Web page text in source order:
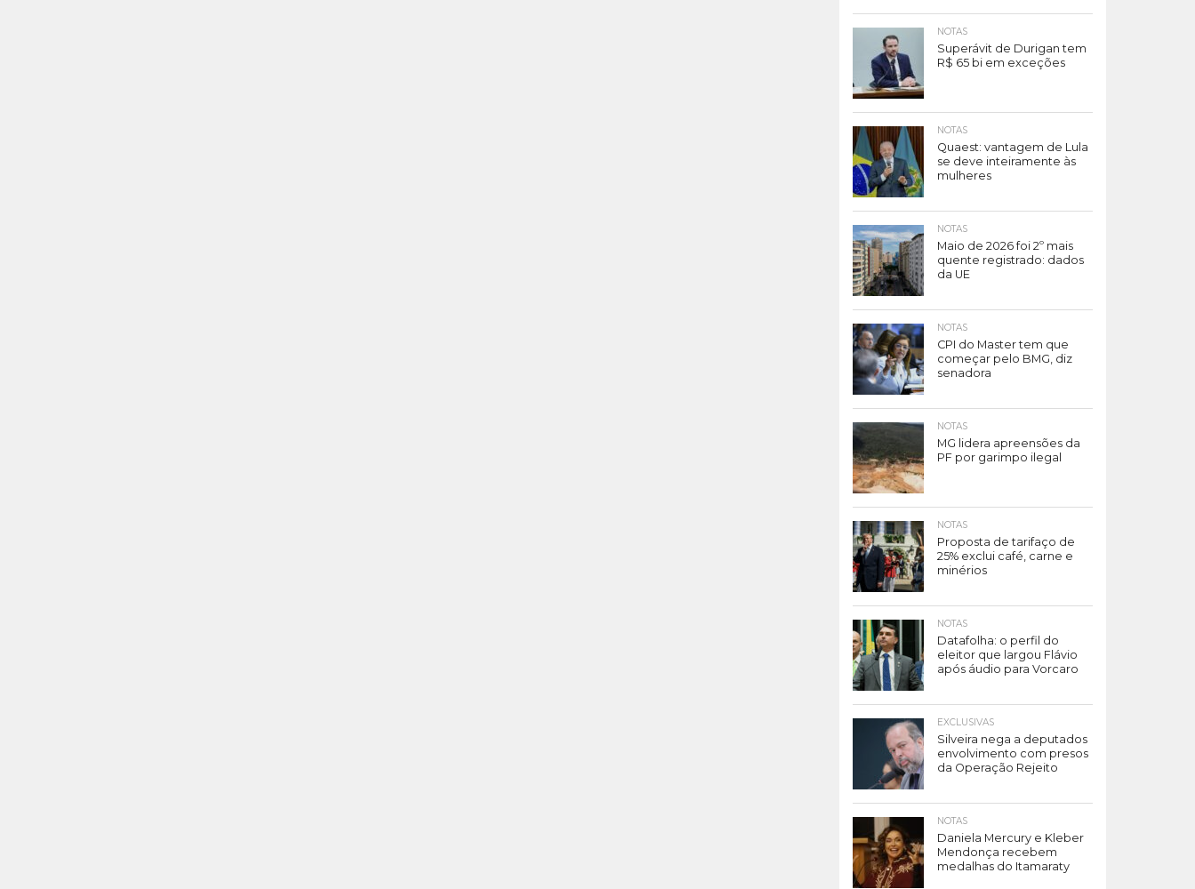
NOTAS
Superávit de Durigan tem
R$ 65 bi em exceções
NOTAS
Quaest: vantagem de Lula
se deve inteiramente às
mulheres
NOTAS
Maio de 2026 foi 2º mais
quente registrado: dados
da UE
NOTAS
CPI do Master tem que
começar pelo BMG, diz
senadora
NOTAS
MG lidera apreensões da
PF por garimpo ilegal
NOTAS
Proposta de tarifaço de
25% exclui café, carne e
minérios
NOTAS
Datafolha: o perfil do
eleitor que largou Flávio
após áudio para Vorcaro
EXCLUSIVAS
Silveira nega a deputados
envolvimento com presos
da Operação Rejeito
NOTAS
Daniela Mercury e Kleber
Mendonça recebem
medalhas do Itamaraty